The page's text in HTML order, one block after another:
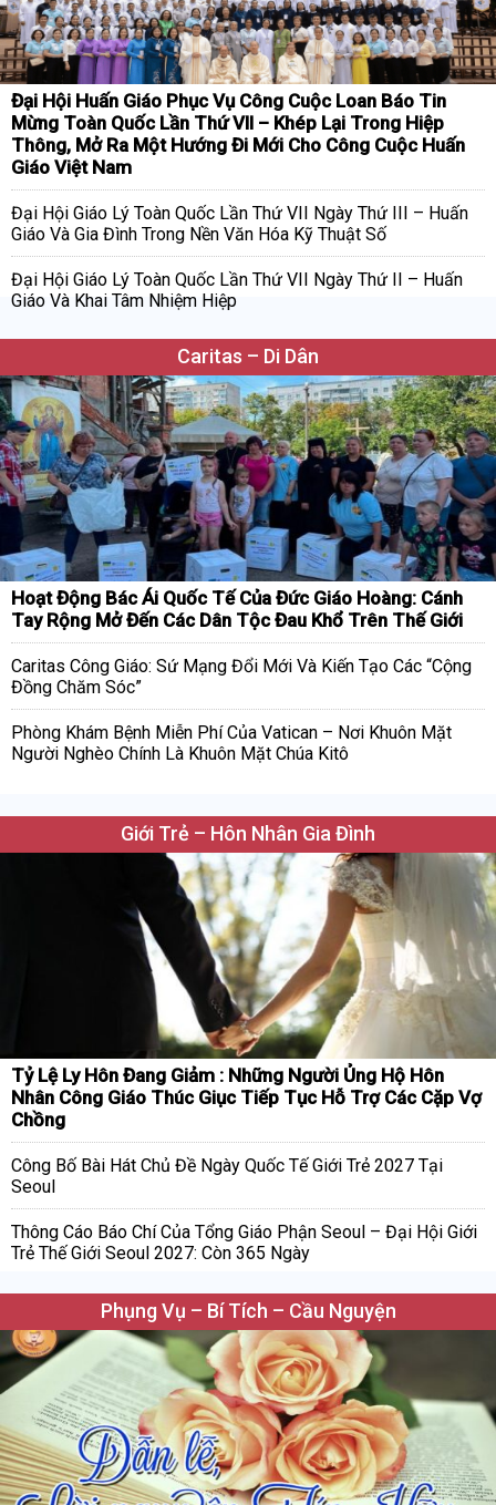
Đại Hội Huấn Giáo Phục Vụ Công Cuộc Loan Báo Tin
Mừng Toàn Quốc Lần Thứ VII – Khép Lại Trong Hiệp
Thông, Mở Ra Một Hướng Đi Mới Cho Công Cuộc Huấn
Giáo Việt Nam
Đại Hội Giáo Lý Toàn Quốc Lần Thứ VII Ngày Thứ III – Huấn
Giáo Và Gia Đình Trong Nền Văn Hóa Kỹ Thuật Số
Đại Hội Giáo Lý Toàn Quốc Lần Thứ VII Ngày Thứ II – Huấn
Giáo Và Khai Tâm Nhiệm Hiệp
Caritas – Di Dân
Hoạt Động Bác Ái Quốc Tế Của Đức Giáo Hoàng: Cánh
Tay Rộng Mở Đến Các Dân Tộc Đau Khổ Trên Thế Giới
Caritas Công Giáo: Sứ Mạng Đổi Mới Và Kiến Tạo Các “Cộng
Đồng Chăm Sóc”
Phòng Khám Bệnh Miễn Phí Của Vatican – Nơi Khuôn Mặt
Người Nghèo Chính Là Khuôn Mặt Chúa Kitô
Giới Trẻ – Hôn Nhân Gia Đình
Tỷ Lệ Ly Hôn Đang Giảm : Những Người Ủng Hộ Hôn
Nhân Công Giáo Thúc Giục Tiếp Tục Hỗ Trợ Các Cặp Vợ
Chồng
Công Bố Bài Hát Chủ Đề Ngày Quốc Tế Giới Trẻ 2027 Tại
Seoul
Thông Cáo Báo Chí Của Tổng Giáo Phận Seoul – Đại Hội Giới
Trẻ Thế Giới Seoul 2027: Còn 365 Ngày
Phụng Vụ – Bí Tích – Cầu Nguyện